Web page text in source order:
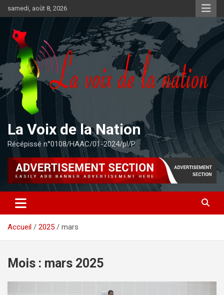
au
contenu
samedi, août 8, 2026
La Voix de la Nation
Récépissé n°0108/HAAC/01-2024/pl/P
Accueil 2025 mars
Mois : mars 2025